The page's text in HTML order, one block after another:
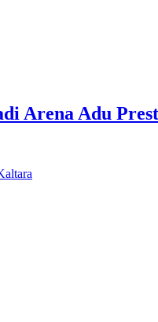
Arena Adu